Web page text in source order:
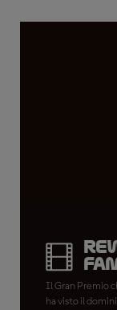
Il Gran Premio
ha visto il